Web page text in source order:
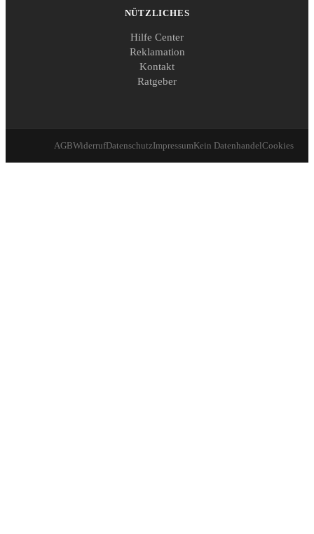
NÜTZLICHES
Hilfe Center
Reklamation
Kontakt
Ratgeber
AGBWiderrufDatenschutzImpressumKein DatenhandelCookies